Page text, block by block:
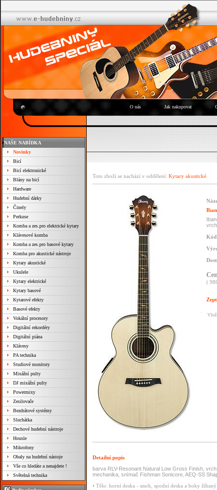
O nás Jak nakupovat
NAŠE NABÍDKA
Novinky
Bicí
Bicí elektronické
Blány na bicí
Hardware
Hudební dárky
Činely
Perkuse
Komba a zes.pro elektrické kytary
Klávesové komba
Komba a zes.pro basové kytary
Komba pro akustické nástroje
Kytary akustické
Ukulele
Kytary elektrické
Kytary basové
Kytarové efekty
Basové efekty
Vokální procesory
Digitální rekordéry
Digitální piána
Klávesy
PA technika
Studiové monitory
Mixážní pulty
DJ mixážní pulty
Powermixy
Zesilovače
Bezdrátové systémy
Sluchátka
Dechové hudební nástroje
Housle
Mikrofony
Obaly na hudební nástoje
Vše co hledáte a nenajdete !
Světelná technika
Toto zboží se nachází v oddělení: Kytary akustické
(
Detailní popis
barva RLV-Resonant Natural Low Gross Finish,
mechanika, snímač Fishman Sonicore, AEQ-SS
• Tělo: horní deska - smrk, spodní deska a boky